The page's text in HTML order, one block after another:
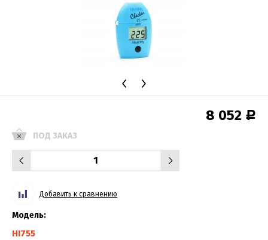
8 052 Р
ПОД ЗАКАЗ
Добавить к сравнению
Модель:
HI755